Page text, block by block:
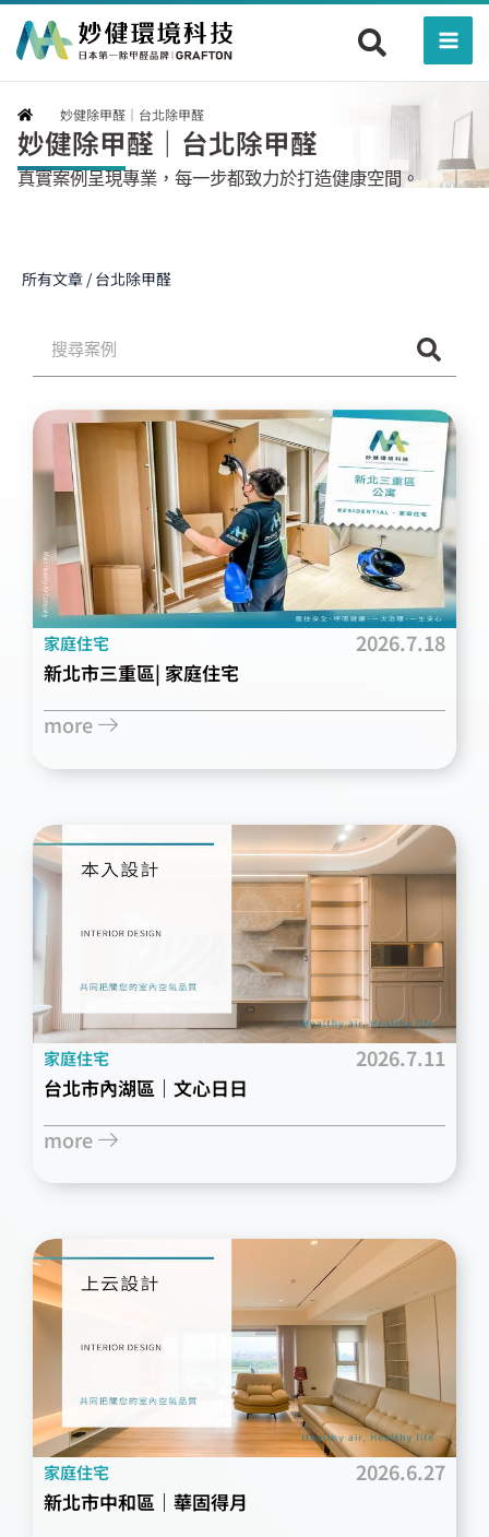
跳
妙健除甲醛｜台北除甲醛
妙健除甲醛｜台北除甲醛
真實案例呈現專業，每一步都致力於打造健康空間。
所有文章 / 台北除甲醛
家庭住宅 2026.7.18
新北市三重區| 家庭住宅
more
家庭住宅 2026.7.11
台北市內湖區｜文心日日
more
家庭住宅 2026.6.27
新北市中和區｜華固得月
頁
面
頁
面
頁
面
頁
面
頁
面
頁
面
頁
頁
面
頁